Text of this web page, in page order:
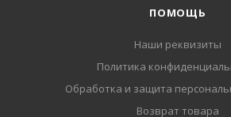
ПОМОЩЬ
Наши реквизиты
Политика
Обработка и защита
Возврат товара